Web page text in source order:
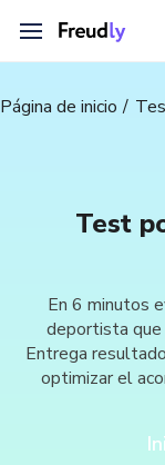
Página de inicio
Test
En 6 minutos
deportista que
Entrega
optimizar el